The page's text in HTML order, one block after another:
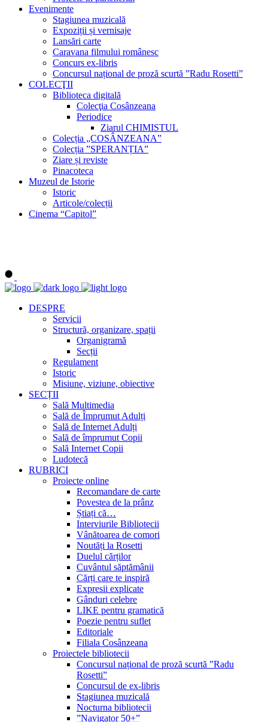
Evenimente
Stagiunea muzicală
Expoziții și vernisaje
Lansări carte
Caravana filmului românesc
Concurs ex-libris
Concursul național de proză scurtă ”Radu Rosetti”
COLECŢII
Biblioteca digitală
Colecţia Cosânzeana
Periodice
Ziarul CHIMISTUL
Colecția „COSÂNZEANA”
Colecția ”SPERANȚIA”
Ziare și reviste
Pinacoteca
Muzeul de Istorie
Istoric
Articole/colecții
Cinema “Capitol”
DESPRE
Servicii
Structură, organizare, spații
Organigramă
Secții
Regulament
Istoric
Misiune, viziune, obiective
SECȚII
Sală Multimedia
Sală de Împrumut Adulți
Sală de Internet Adulți
Sală de împrumut Copii
Sală Internet Copii
Ludotecă
RUBRICI
Proiecte online
Recomandare de carte
Povestea de la prânz
Știați că…
Interviurile Bibliotecii
Vânătoarea de comori
Noutăți la Rosetti
Duelul cărților
Cuvântul săptămânii
Cărți care te inspiră
Expresii explicate
Gânduri celebre
LIKE pentru gramatică
Poezie pentru suflet
Editoriale
Filiala Cosânzeana
Proiectele bibliotecii
Concursul național de proză scurtă ”Radu
Rosetti”
Concursul de ex-libris
Stagiunea muzicală
Nocturna bibliotecii
”Navigator 50+”